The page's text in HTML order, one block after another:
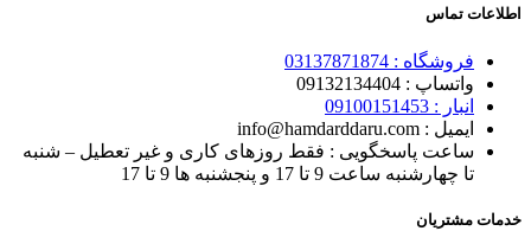
اطلاعات تماس
فروشگاه : 03137871874
واتساپ : 0 9132134404
انبار : 0 9100151453
ایمیل : info@hamdarddaru.com
ساعت پاسخگویی : فقط روزهای کاری و غیر تعطیل – شنبه
تا چهارشنبه ساعت 9 تا 17 و پنجشنبه ها 9 تا 17
خدمات مشتریان